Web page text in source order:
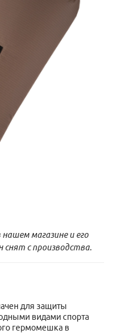
магазине и его
снят с производства.
для защиты
видами спорта
гермомешка в